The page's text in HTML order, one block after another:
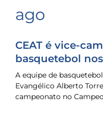
ago
CEAT é vice-
basquetebol nos
A equipe de
Evangélico Alberto
campeonato no